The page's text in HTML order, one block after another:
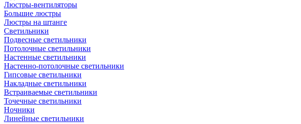
Люстры-вентиляторы
Большие люстры
Люстры на штанге
Светильники
Подвесные светильники
Потолочные светильники
Настенные светильники
Настенно-потолочные светильники
Гипсовые светильники
Накладные светильники
Встраиваемые светильники
Точечные светильники
Ночники
Линейные светильники